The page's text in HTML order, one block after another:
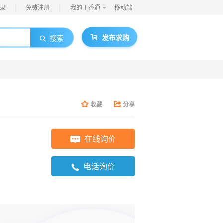
免费注册 我的丁香通 移动端
搜索 发布求购
收藏 分享
在线询价
电话询价